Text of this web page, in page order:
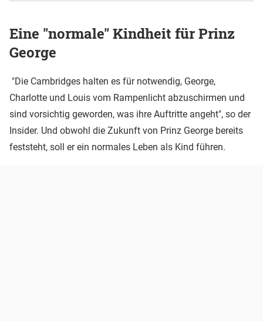
Eine "normale" Kindheit für Prinz
George
"Die Cambridges halten es für notwendig, George,
Charlotte und Louis vom Rampenlicht abzuschirmen und
sind vorsichtig geworden, was ihre Auftritte angeht", so der
Insider. Und obwohl die Zukunft von Prinz George bereits
feststeht, soll er ein normales Leben als Kind führen.